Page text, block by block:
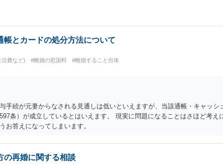
とカードの処分方法について
費など) #離婚の慰謝料 #離婚すること自体
手続が元妻からなされる見通しは低いといえますが、当該通帳・キャッ
条）が成立しているとはいえます。 現実に問題になることはさほど考
お答えになってしまいます。
の再婚に関する相談